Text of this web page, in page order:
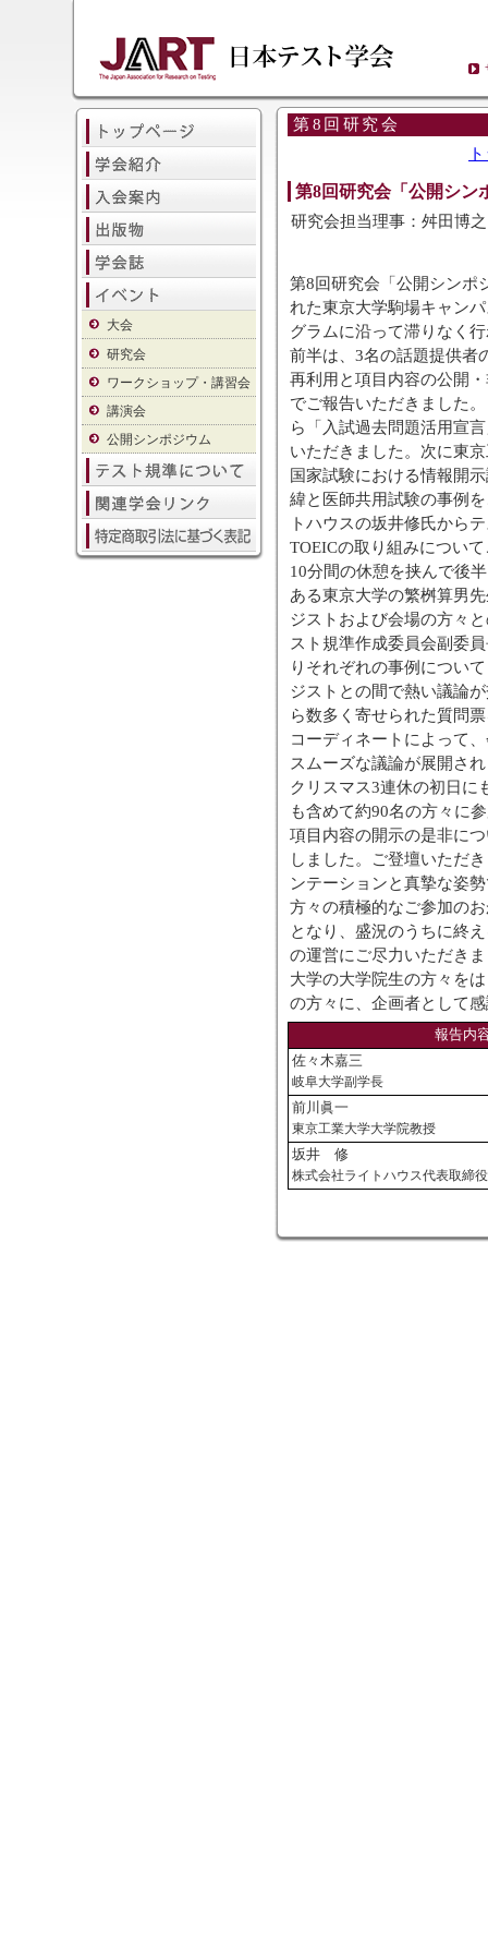
大会
研究会
ワークショップ・講習会
講演会
公開シンポジウム
第8回研究会
第8回研究会「公開シ
研究会担当理事：舛田博
第8回研究会「公開シンポ
れた東京大学駒場キャン
グラムに沿って滞りなく
前半は、3名の話題提供者
再利用と項目内容の公開
でご報告いただきました
ら「入試過去問題活用宣
いただきました。次に東
国家試験における情報開
緯と医師共用試験の事例
トハウスの坂井修氏から
TOEICの取り組みについ
10分間の休憩を挟んで後
ある東京大学の繁桝算男
ジストおよび会場の方々
スト規準作成委員会副委
りそれぞれの事例につい
ジストとの間で熱い議論
ら数多く寄せられた質問
コーディネートによって
スムーズな議論が展開さ
クリスマス3連休の初日に
も含めて約90名の方々に
項目内容の開示の是非に
しました。ご登壇いただ
ンテーションと真摯な姿
方々の積極的なご参加の
となり、盛況のうちに終
の運営にご尽力いただき
大学の大学院生の方々を
の方々に、企画者として
報告内
佐々木嘉三
岐阜大学副学長
前川眞一
東京工業大学大学院教授
坂井 修
株式会社ライトハウス代表取締役